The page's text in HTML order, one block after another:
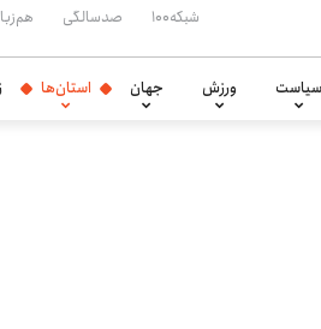
شبکه۱۰۰ صدسالگی
سیاست ورزش جهان استان‌ها